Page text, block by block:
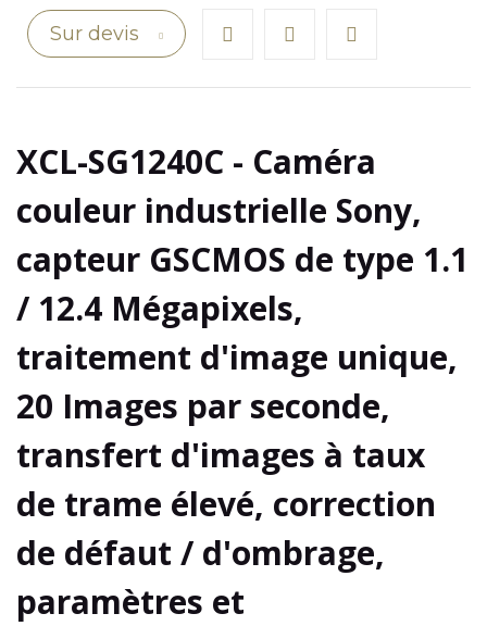
Sur devis
XCL-SG1240C - Caméra
couleur industrielle Sony,
capteur GSCMOS de type 1.1
/ 12.4 Mégapixels,
traitement d'image unique,
20 Images par seconde,
transfert d'images à taux
de trame élevé, correction
de défaut / d'ombrage,
paramètres et